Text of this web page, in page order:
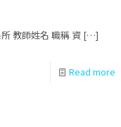
教師姓名 職稱 資 […]
Read more